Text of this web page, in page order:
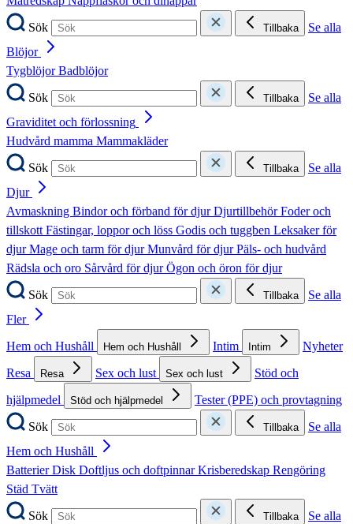
Sök
Tillbaka
Se alla
Blöjor
TygblöjorBadblöjor
Sök
Tillbaka
Se alla
Graviditet och förlossning
Hudvård mamma Mammakläder
Sök
Tillbaka
Se alla
Djur
Avmaskning Bindor och förband för djurDjurtillbehörFoder och
tillskottFästingar, loppor och löss Godis och tuggben Leksaker för
djurMage och tarm för djurMunvård för djurPäls- och hudvård
Rädsla och oro Sårvård för djurÖgon och öron för djur
Sök
Tillbaka
Se alla
Fler
Hem och Hushåll
Hem och Hushåll Intim Intim
Nyheter
Resa
Resa Sex och lust Sex och lust
Stöd och
hjälpmedel
Stöd och hjälpmedel
Tester (PPE) och provtagning
Sök
Tillbaka
Se alla
Hem och Hushåll
BatterierDisk Doftljus och doftpinnarKrisberedskap Rengöring
Städ Tvätt
Sök
Tillbaka
Se alla